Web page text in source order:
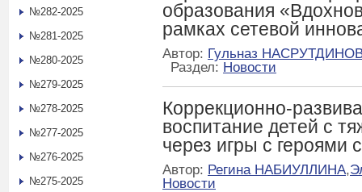
образования
рамках сетевой
Автор: Гульназ
Раздел: Новости
Коррекционно-
воспитание детей с
через игры с героями
Автор: Регина НАБИУЛЛИНА,
Новости
№282-2025
№281-2025
№280-2025
№279-2025
№278-2025
№277-2025
№276-2025
№275-2025